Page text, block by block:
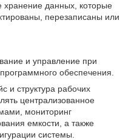
хранение данных, которые
перезаписаны или
и управление при
обеспечения.
и структура рабочих
централизованное
мониторинг
емкости, а также
системы.